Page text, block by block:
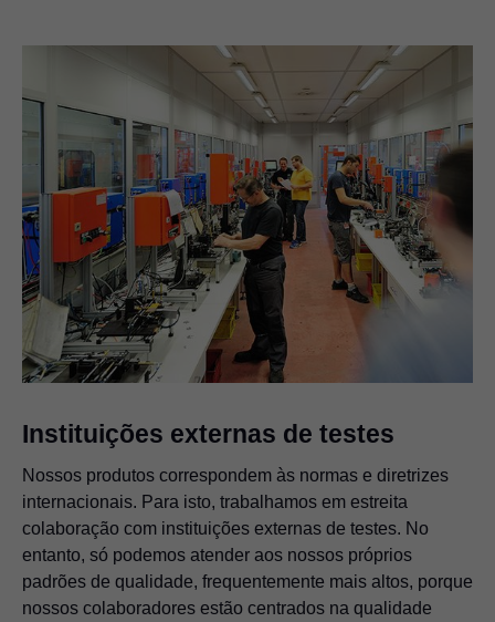
Instituições externas de testes
Nossos produtos correspondem às normas e diretrizes
internacionais. Para isto, trabalhamos em estreita
colaboração com instituições externas de testes. No
entanto, só podemos atender aos nossos próprios
padrões de qualidade, frequentemente mais altos, porque
nossos colaboradores estão centrados na qualidade